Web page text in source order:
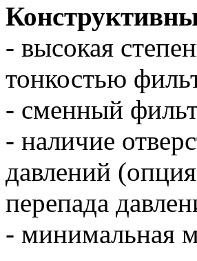
- высокая
тонкостью
- сменный
- наличие
давлений
перепада
- минимальная